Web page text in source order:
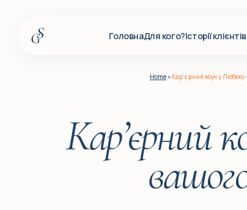
ГоловнаДля кого?Історії клієнтів
Home» Кар’єрний коуч у
Кар’єрний